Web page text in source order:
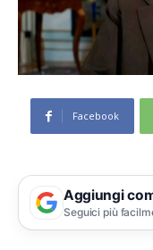
Facebook
Aggiungi
Seguici più